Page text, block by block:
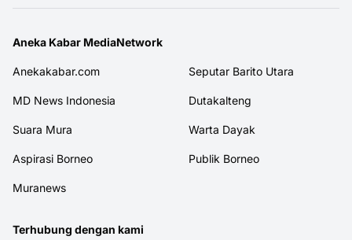
Aneka Kabar MediaNetwork
Anekakabar.com Seputar Barito Utara
MD News Indonesia Dutakalteng
Suara Mura Warta Dayak
Aspirasi Borneo Publik Borneo
Muranews
Terhubung dengan kami